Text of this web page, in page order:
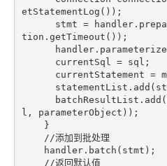
etStatementLog());
tion.getTimeout());
      batchResultList.add(
l, parameterObject));
//添加到批处理
//返回默认值